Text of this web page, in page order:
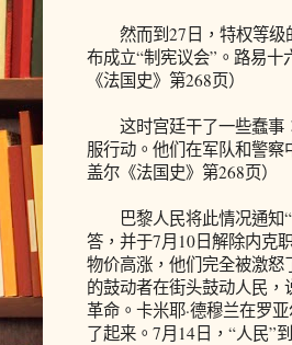
然而到27日，特权等级
布成立“制宪议会”。路易十
《法国史》第268页）
这时宫廷干了一些蠢事
服行动。他们在军队和警察
盖尔《法国史》第268页）
巴黎人民将此情况通知“
答，并于7月10日解除内克
物价高涨，他们完全被激
的鼓动者在街头鼓动人民
革命。卡米耶·德穆兰在罗
了起来。7月14日，“人民”